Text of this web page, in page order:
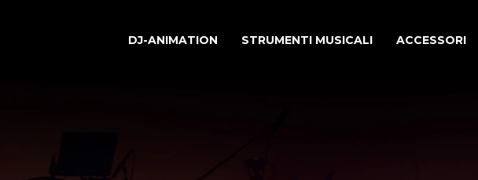
DJ-ANIMATION STRUMENTI MUSICALI ACCESSORI